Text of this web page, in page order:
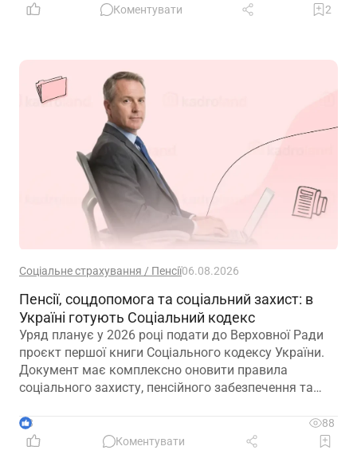
Коментувати
2
Соціальне страхування / Пенсії06.08.2026
Пенсії, соцдопомога та соціальний захист: в
Україні готують Соціальний кодекс
Уряд планує у 2026 році подати до Верховної Ради
проєкт першої книги Соціального кодексу України.
Документ має комплексно оновити правила
соціального захисту, пенсійного забезпечення та
близько 100 законодавчих актів із правом ЄС
3
88
Коментувати